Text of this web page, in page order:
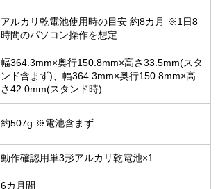
アルカリ乾電池使用時の目安 約8カ月 ※1日8
時間のパソコン操作を想定
幅364.3mm×奥行150.8mm×高さ33.5mm(スタ
ンド含まず)、幅364.3mm×奥行150.8mm×高
さ42.0mm(スタンド時)
約507g ※電池含まず
動作確認用単3形アルカリ乾電池×1
6カ月間